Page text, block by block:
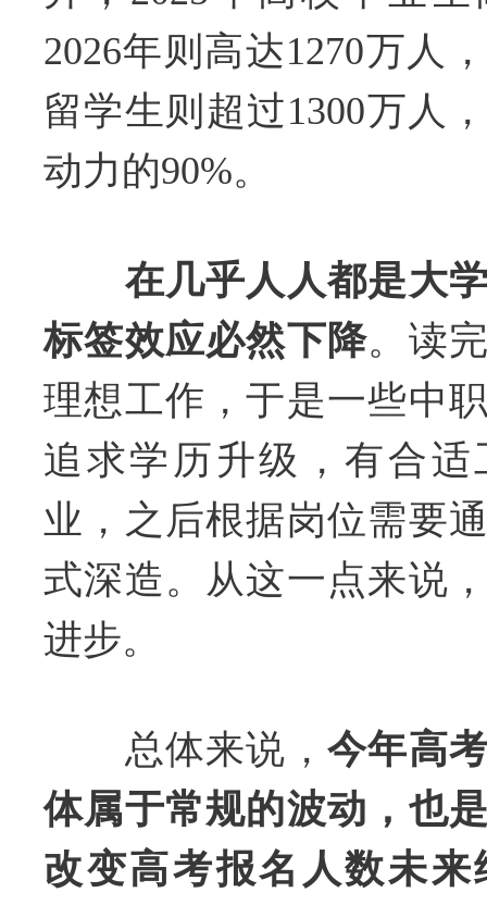
2026年则高达1270万人
留学生则超过1300万人
动力的90%。
在几乎人人都是大
标签效应必然下降。读
理想工作，于是一些中
追求学历升级，有合
业，之后根据岗位需要
式深造。从这一点来说
进步。
总体来说，今年高
体属于常规的波动，也
改变高考报名人数未